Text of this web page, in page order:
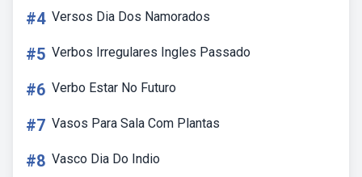
#4 Versos Dia Dos Namorados
#5 Verbos Irregulares Ingles Passado
#6 Verbo Estar No Futuro
#7 Vasos Para Sala Com Plantas
#8 Vasco Dia Do Indio